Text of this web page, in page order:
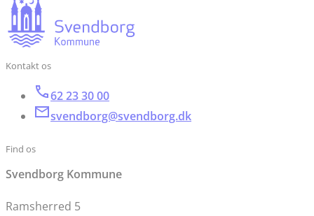
Kontakt os
62 23 30 00
svendborg@svendborg.dk
Find os
Svendborg Kommune
Ramsherred 5